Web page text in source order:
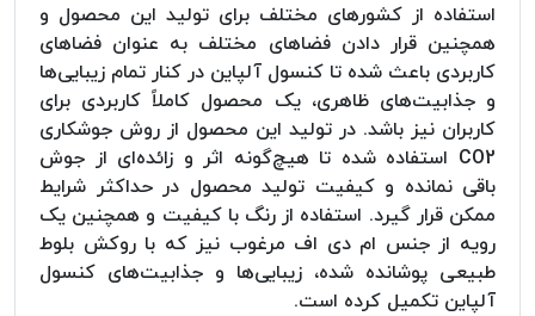
استفاده از کشورهای مختلف برای تولید این محصول و
همچنین قرار دادن فضاهای مختلف به عنوان فضاهای
کاربردی باعث شده تا کنسول آلپاین در کنار تمام زیبایی‌ها
و جذابیت‌های ظاهری، یک محصول کاملاً کاربردی برای
کاربران نیز باشد. در تولید این محصول از روش جوشکاری
CO2 استفاده شده تا هیچ‌گونه اثر و زائده‌ای از جوش
باقی نمانده و کیفیت تولید محصول در حداکثر شرایط
ممکن قرار گیرد. استفاده از رنگ با کیفیت و همچنین یک
رویه از جنس ام دی اف مرغوب نیز که با روکش بلوط
طبیعی پوشانده شده، زیبایی‌ها و جذابیت‌های کنسول
آلپاین تکمیل کرده است.